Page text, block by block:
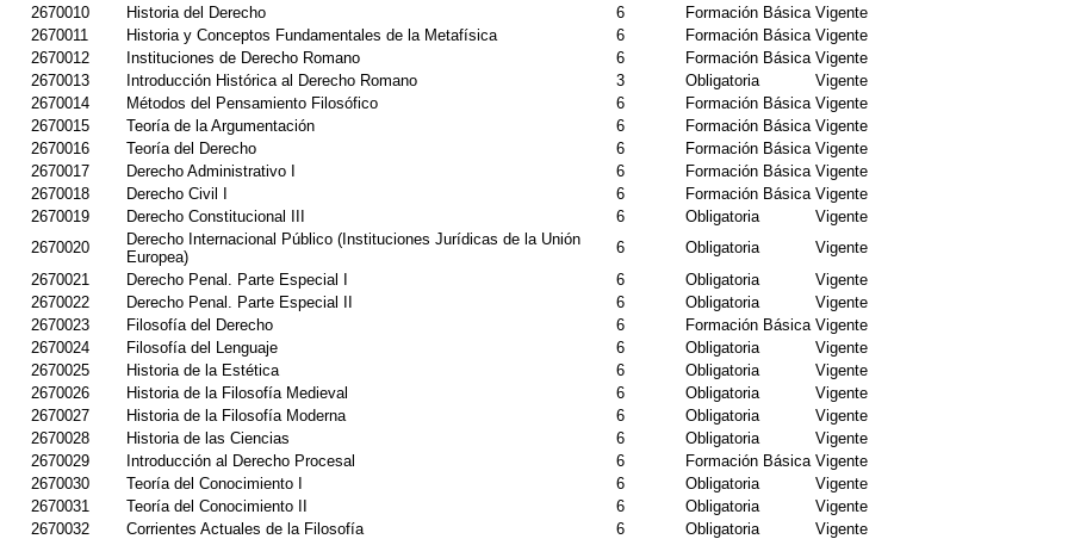
2670010 Historia del Derecho 6 Formación Básica Vigente
2670011 Historia y Conceptos Fundamentales de la Metafísica 6 Formación Básica Vigente
2670012 Instituciones de Derecho Romano 6 Formación Básica Vigente
2670013 Introducción Histórica al Derecho Romano 3 Obligatoria
Vigente
2670014 Métodos del Pensamiento Filosófico 6 Formación Básica Vigente
2670015 Teoría de la Argumentación 6 Formación Básica Vigente
2670016 Teoría del Derecho 6 Formación Básica Vigente
2670017 Derecho Administrativo I 6 Formación Básica Vigente
2670018 Derecho Civil I 6 Formación Básica Vigente
2670019 Derecho Constitucional III 6 Obligatoria
Vigente
2670020
Derecho Internacional Público (Instituciones Jurídicas de la Unión
Europea)
6 Obligatoria
Vigente
2670021 Derecho Penal. Parte Especial I 6 Obligatoria
Vigente
2670022 Derecho Penal. Parte Especial II 6 Obligatoria
Vigente
2670023 Filosofía del Derecho 6 Formación Básica Vigente
2670024 Filosofía del Lenguaje 6 Obligatoria
Vigente
2670025 Historia de la Estética 6 Obligatoria
Vigente
2670026 Historia de la Filosofía Medieval 6 Obligatoria
Vigente
2670027 Historia de la Filosofía Moderna 6 Obligatoria
Vigente
2670028 Historia de las Ciencias 6 Obligatoria
Vigente
2670029 Introducción al Derecho Procesal 6 Formación Básica Vigente
2670030 Teoría del Conocimiento I 6 Obligatoria
Vigente
2670031 Teoría del Conocimiento II 6 Obligatoria
Vigente
2670032 Corrientes Actuales de la Filosofía 6 Obligatoria
Vigente